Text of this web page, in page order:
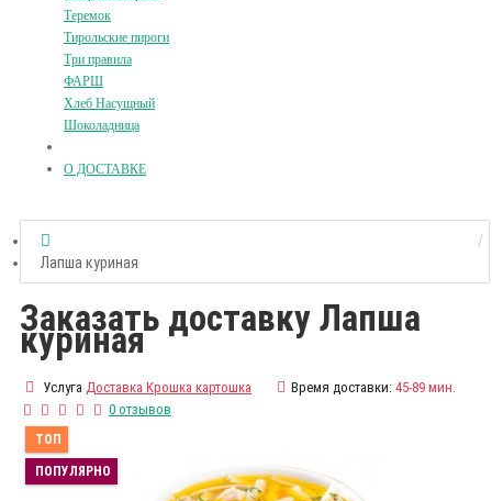
Теремок
Тирольские пироги
Три правила
ФАРШ
Хлеб Насущный
Шоколадница
О ДОСТАВКЕ
Лапша куриная
Заказать доставку Лапша
куриная
Услуга Доставка Крошка картошка Время доставки: 45-89 мин.
0 отзывов
ТОП
ПОПУЛЯРНО